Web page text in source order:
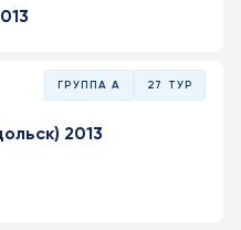
ГРУППА А 27 ТУР
2013